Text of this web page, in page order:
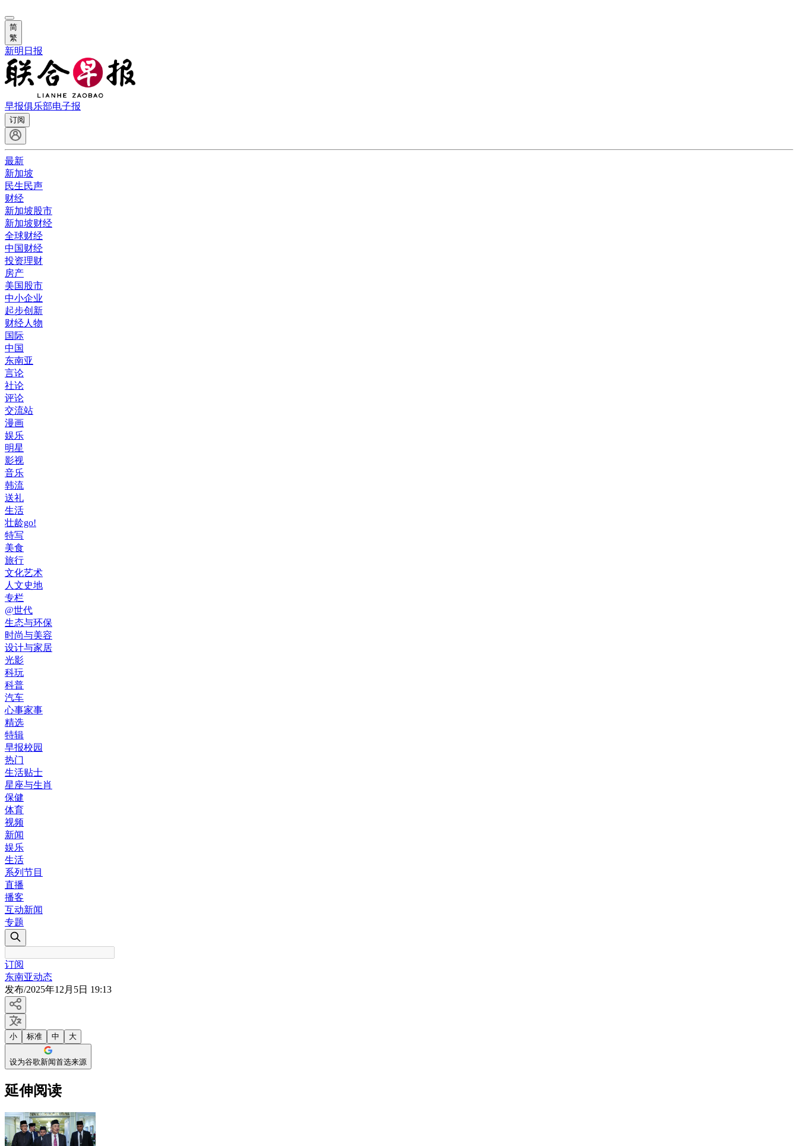
简
繁
新明日报
早报俱乐部电子报
订阅
最新
新加坡
民生民声
财经
新加坡股市
新加坡财经
全球财经
中国财经
投资理财
房产
美国股市
中小企业
起步创新
财经人物
国际
中国
东南亚
言论
社论
评论
交流站
漫画
娱乐
明星
影视
音乐
韩流
送礼
生活
壮龄go!
特写
美食
旅行
文化艺术
人文史地
专栏
@世代
生态与环保
时尚与美容
设计与家居
光影
科玩
科普
汽车
心事家事
精选
特辑
早报校园
热门
生活贴士
星座与生肖
保健
体育
视频
新闻
娱乐
生活
系列节目
直播
播客
互动新闻
专题
订阅
东南亚动态
发布/2025年12月5日 19:13
小 标准 中 大
设为谷歌新闻首选来源
延伸阅读